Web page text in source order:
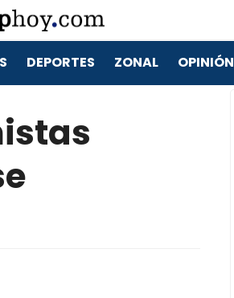
DEPORTES ZONAL OPINIÓN